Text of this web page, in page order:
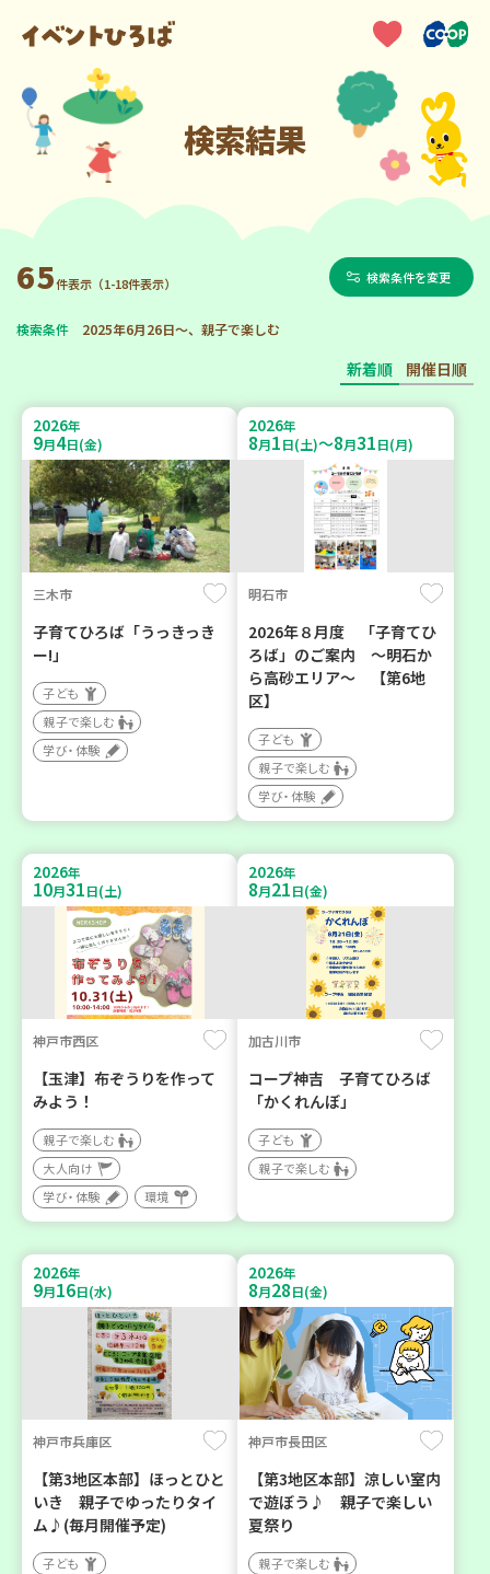
検索結果
65件表示（1-18件表示） 検索条件を変更
検索条件 2025年6月26日～、親子で楽しむ
新着順 開催日順
2026年
9月4日(金)
三木市
子育てひろば「うっきっき
ー!」
子ども
親子で楽しむ
学び・体験
2026年
8月1日(土)～8月31日(月)
明石市
2026年８月度 「子育てひ
ろば」のご案内 ～明石か
ら高砂エリア～ 【第6地
区】
子ども
親子で楽しむ
学び・体験
2026年
10月31日(土)
神戸市西区
【玉津】布ぞうりを作って
みよう！
親子で楽しむ
大人向け
学び・体験
環境
2026年
8月21日(金)
加古川市
コープ神吉 子育てひろば
「かくれんぼ」
子ども
親子で楽しむ
2026年
9月16日(水)
神戸市兵庫区
【第3地区本部】ほっとひと
いき 親子でゆったりタイ
ム♪(毎月開催予定)
子ども
2026年
8月28日(金)
神戸市長田区
【第3地区本部】涼しい室内
で遊ぼう♪ 親子で楽しい
夏祭り
親子で楽しむ